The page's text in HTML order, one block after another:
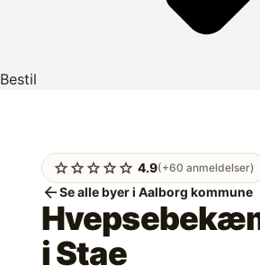
Bestil
starstarstarstarstar 4.9(+60 anmeldelser)
arrow_backSe alle byer i Aalborg kommune
iStae